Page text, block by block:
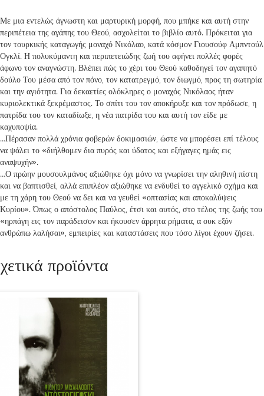
Με μια εντελώς άγνωστη και μαρτυρική μορφή, που μπήκε και αυτή στην
περιπέτεια της αγάπης του Θεού, ασχολείται το βιβλίο αυτό. Πρόκειται για
τον τουρκικής καταγωγής μοναχό Νικόλαο, κατά κόσμον Γιουσούφ Αμπντούλ
Ογκλί. Η πολυκύμαντη και περιπετειώδης ζωή του αφήνει πολλές φορές
άφωνο τον αναγνώστη. Βλέπει πώς το χέρι του Θεού καθοδηγεί τον αγαπητό
δούλο Του μέσα από τον πόνο, τον κατατρεγμό, τον διωγμό, προς τη σωτηρία
και την αγιότητα. Για δεκαετίες ολόκληρες ο μοναχός Νικόλαος ήταν
κυριολεκτικά ξεκρέμαστος. Το σπίτι του τον αποκήρυξε και τον πρόδωσε, η
πατρίδα του τον καταδίωξε, η νέα πατρίδα του και αυτή τον είδε με
καχυποψία.
…Πέρασαν πολλά χρόνια φοβερών δοκιμασιών, ώστε να μπορέσει επί τέλους
να ψάλει το «διήλθομεν δια πυρός και ύδατος και εξήγαγες ημάς εις
αναψυχήν».
…Ο πρώην μουσουλμάνος αξιώθηκε όχι μόνο να γνωρίσει την αληθινή πίστη
και να βαπτισθεί, αλλά επιπλέον αξιώθηκε να ενδυθεί το αγγελικό σχήμα και
με τη χάρη του Θεού να δει και να γευθεί «οπτασίας και αποκαλύψεις
Κυρίου». Όπως ο απόστολος Παύλος, έτσι και αυτός, στο τέλος της ζωής του
«ηρπάγη εις τον παράδεισον και ήκουσεν άρρητα ρήματα, α ουκ εξόν
ανθρώπω λαλήσαι», εμπειρίες και καταστάσεις που τόσο λίγοι έχουν ζήσει.
προϊόντα